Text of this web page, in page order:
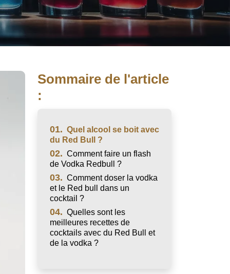
Sommaire de l'article
:
01. Quel alcool se boit avec
du Red Bull ?
02. Comment faire un flash
de Vodka Redbull ?
03. Comment doser la vodka
et le Red bull dans un
cocktail ?
04. Quelles sont les
meilleures recettes de
cocktails avec du Red Bull et
de la vodka ?